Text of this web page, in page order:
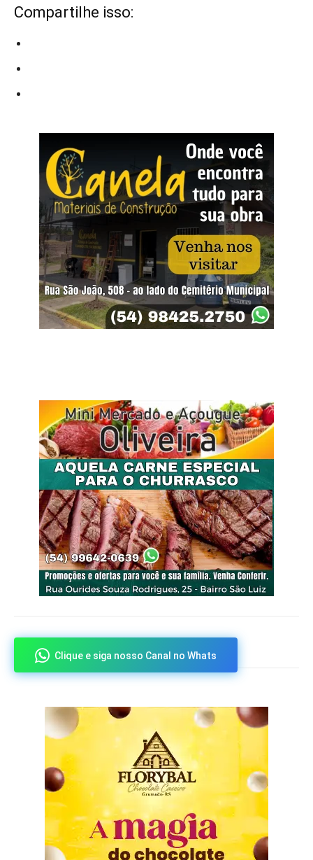
Compartilhe isso:
Clique e siga nosso Canal no Whats